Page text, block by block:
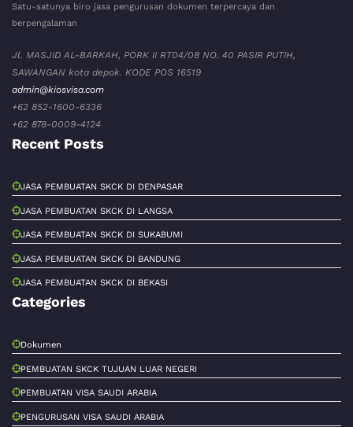
Satu-satunya biro jasa pengurusan dokumen terpercaya dan
berpengalaman
Jl. MASJID AL-BARKAH, PORK II RT04/08 NO. 40 PASIR PUTIH,
SAWANGAN kota depok. KODE POS 16519
admin@kiosvisa.com
+62 852-1600-6336
+62 878-0009-4124
Recent Posts
JASA PEMBUATAN SKCK DI DENPASAR
JASA PEMBUATAN SKCK DI LANGSA
JASA PEMBUATAN SKCK DI SUKABUMI
JASA PEMBUATAN SKCK DI BANDUNG
JASA PEMBUATAN SKCK DI BEKASI
Categories
Dokumen
PEMBUATAN SKCK TUJUAN LUAR NEGERI
PEMBUATAN VISA SAUDI ARABIA
PENGURUSAN VISA SAUDI ARABIA